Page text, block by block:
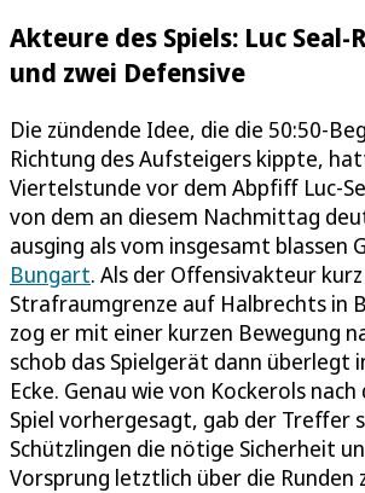
Akteure des Spiels: Luc
und zwei Defensive
Die zündende Idee, die die 50:50-
Richtung des Aufsteigers kippte,
Viertelstunde vor dem Abpfiff Luc-
von dem an diesem Nachmittag
ausging als vom insgesamt blassen
Bungart. Als der Offensivakteur
Strafraumgrenze auf Halbrechts in
zog er mit einer kurzen Bewegung
schob das Spielgerät dann überlegt
Ecke. Genau wie von Kockerols
Spiel vorhergesagt, gab der Treffer
Schützlingen die nötige Sicherheit
Vorsprung letztlich über die Runden